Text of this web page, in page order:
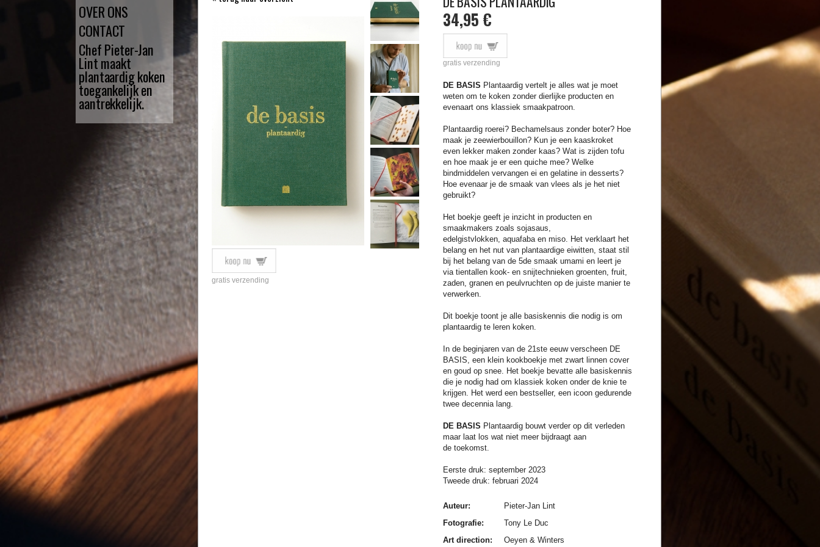
OVER ONS
CONTACT
Chef Pieter-Jan
Lint maakt
plantaardig koken
toegankelijk en
aantrekkelijk.
gratis verzending
34,95 €
gratis verzending
DE BASIS Plantaardig vertelt je alles wat je moet
weten om te koken zonder dierlijke producten en
evenaart ons klassiek smaakpatroon.
Plantaardig roerei? Bechamelsaus zonder boter? Hoe
maak je zeewierbouillon? Kun je een kaaskroket
even lekker maken zonder kaas? Wat is zijden tofu
en hoe maak je er een quiche mee? Welke
bindmiddelen vervangen ei en gelatine in desserts?
Hoe evenaar je de smaak van vlees als je het niet
gebruikt?
Het boekje geeft je inzicht in producten en
smaakmakers zoals sojasaus,
edelgistvlokken, aquafaba en miso. Het verklaart het
belang en het nut van plantaardige eiwitten, staat stil
bij het belang van de 5de smaak umami en leert je
via tientallen kook- en snijtechnieken groenten, fruit,
zaden, granen en peulvruchten op de juiste manier te
verwerken.
Dit boekje toont je alle basiskennis die nodig is om
plantaardig te leren koken.
In de beginjaren van de 21ste eeuw verscheen DE
BASIS, een klein kookboekje met zwart linnen cover
en goud op snee. Het boekje bevatte alle basiskennis
die je nodig had om klassiek koken onder de knie te
krijgen. Het werd een bestseller, een icoon gedurende
twee decennia lang.
DE BASIS Plantaardig bouwt verder op dit verleden
maar laat los wat niet meer bijdraagt aan
de toekomst.
Eerste druk: september 2023
Tweede druk: februari 2024
Auteur:
Pieter-Jan Lint
Fotografie:
Tony Le Duc
Art direction:
Oeyen & Winters